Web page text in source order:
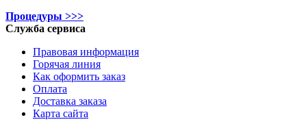
Процедуры >>>
Служба сервиса
Правовая информация
Горячая линия
Как оформить заказ
Оплата
Доставка заказа
Карта сайта